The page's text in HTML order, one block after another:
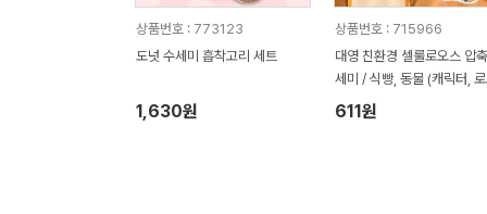
상품번호 : 773123
도넛 수세미 흡착고리 세트
1,630원
상품번호 : 715966
대영 친환경 셀룰로오스 압
세미 / 식빵, 동물 (캐릭터,
인쇄가능)
611원